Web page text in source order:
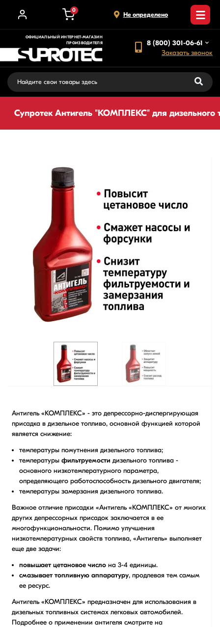
0
Не определено
ОФИЦИАЛЬНЫЙ ИНТЕРНЕТ-МАГАЗИН
ПРОИЗВОДИТЕЛЯ
8 (800) 301-06-61
Заказать звонок
Супротек Антигель "КОМПЛЕКС" для дизельного
Антигель «КОМПЛЕКС» - это депрессорно-диспергирующая
присадка в дизельное топливо, основной функцией которой
является снижение:
температуры помутнения дизельного топлива;
температуры фильтруемости дизельного топлива -
основного низкотемпературного параметра,
определяющего работоспособность дизельного двигателя;
температуры замерзания дизельного топлива.
Важное отличие присадки «Антигель «КОМПЛЕКС» от многих
других депрессорных присадок заключается в ее
многофункциональности. Помимо улучшения
низкотемпературных свойств топлива, «Антигель» выполняет
еще две задачи:
повышает цетановое число на 3-4 единицы.
смазывает топливную аппаратуру, продлевая тем самым
ее ресурс.
Антигель «КОМПЛЕКС» предназначен для использования в
дизельных топливных системах легковых автомобилей.
Подробнее о применении антигеля смотрите на